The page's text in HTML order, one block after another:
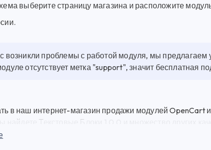
выберите страницу магазина и расположите
возникли проблемы с работой модуля, мы предлагаем
отсутствует метка "support", значит бесплатная
в наш интернет-магазин продажи модулей OpenCart
найдете Текстовые Блоки 1.0.0 и множество других
ценам. Текстовые Блоки 1.0.0 - это мощный